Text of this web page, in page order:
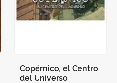
Copérnico, el Centro
del Universo